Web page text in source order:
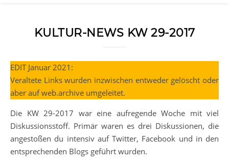
KULTUR-NEWS KW 29-2017
EDIT Januar 2021:
Veraltete Links wurden inzwischen entweder gelöscht oder
aber auf web.archive umgeleitet.
Die KW 29-2017 war eine aufregende Woche mit viel
Diskussionsstoff. Primär waren es drei Diskussionen, die
angestoßen du intensiv auf Twitter, Facebook und in den
entsprechenden Blogs geführt wurden.